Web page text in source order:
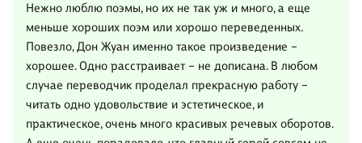
Нежно люблю поэмы, но их не так уж и много, а еще
меньше хороших поэм или хорошо переведенных.
Повезло, Дон Жуан именно такое произведение –
хорошее. Одно расстраивает – не дописана. В любом
случае переводчик проделал прекрасную работу –
читать одно удовольствие и эстетическое, и
практическое, очень много красивых речевых оборотов.